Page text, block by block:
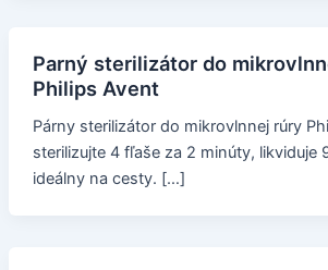
Parný sterilizátor do
Philips Avent
Párny sterilizátor do mikrovlnnej rúry
sterilizujte 4 fľaše za 2 minúty, likviduje
ideálny na cesty. […]